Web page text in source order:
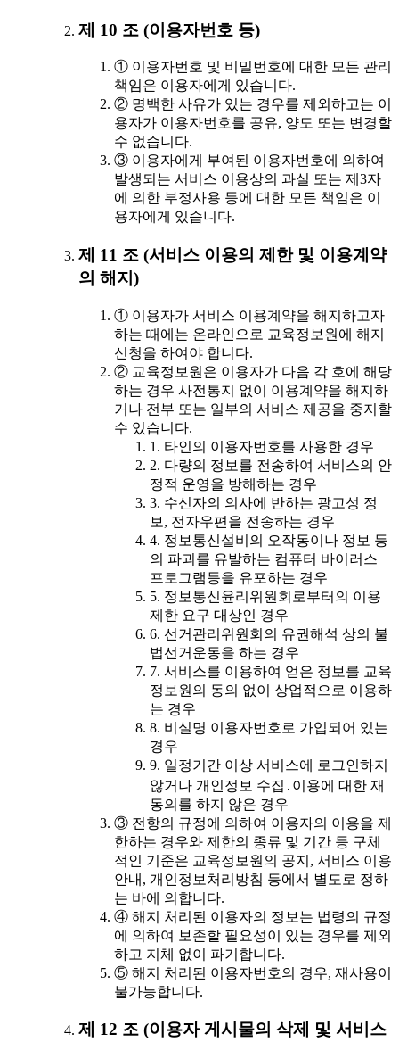
제 10 조 (이용자번호 등)
① 이용자번호 및 비밀번호에 대한 모든 관리
책임은 이용자에게 있습니다.
② 명백한 사유가 있는 경우를 제외하고는 이
용자가 이용자번호를 공유, 양도 또는 변경할
수 없습니다.
③ 이용자에게 부여된 이용자번호에 의하여
발생되는 서비스 이용상의 과실 또는 제3자
에 의한 부정사용 등에 대한 모든 책임은 이
용자에게 있습니다.
제 11 조 (서비스 이용의 제한 및 이용계약
의 해지)
① 이용자가 서비스 이용계약을 해지하고자
하는 때에는 온라인으로 교육정보원에 해지
신청을 하여야 합니다.
② 교육정보원은 이용자가 다음 각 호에 해당
하는 경우 사전통지 없이 이용계약을 해지하
거나 전부 또는 일부의 서비스 제공을 중지할
수 있습니다.
1. 타인의 이용자번호를 사용한 경우
2. 다량의 정보를 전송하여 서비스의 안
정적 운영을 방해하는 경우
3. 수신자의 의사에 반하는 광고성 정
보, 전자우편을 전송하는 경우
4. 정보통신설비의 오작동이나 정보 등
의 파괴를 유발하는 컴퓨터 바이러스
프로그램등을 유포하는 경우
5. 정보통신윤리위원회로부터의 이용
제한 요구 대상인 경우
6. 선거관리위원회의 유권해석 상의 불
법선거운동을 하는 경우
7. 서비스를 이용하여 얻은 정보를 교육
정보원의 동의 없이 상업적으로 이용하
는 경우
8. 비실명 이용자번호로 가입되어 있는
경우
9. 일정기간 이상 서비스에 로그인하지
않거나 개인정보 수집․이용에 대한 재
동의를 하지 않은 경우
③ 전항의 규정에 의하여 이용자의 이용을 제
한하는 경우와 제한의 종류 및 기간 등 구체
적인 기준은 교육정보원의 공지, 서비스 이용
안내, 개인정보처리방침 등에서 별도로 정하
는 바에 의합니다.
④ 해지 처리된 이용자의 정보는 법령의 규정
에 의하여 보존할 필요성이 있는 경우를 제외
하고 지체 없이 파기합니다.
⑤ 해지 처리된 이용자번호의 경우, 재사용이
불가능합니다.
제 12 조 (이용자 게시물의 삭제 및 서비스